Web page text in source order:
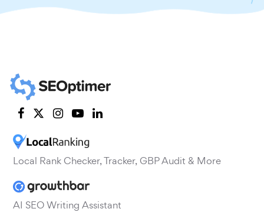
Local Rank Checker, Tracker, GBP Audit & More
AI SEO Writing Assistant